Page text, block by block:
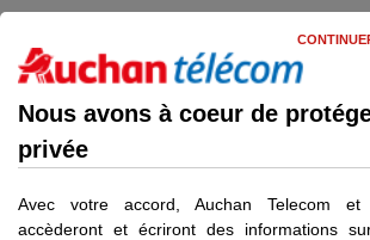
Skip
main
content Utiliser mon mobile
Comment identifier
mon terminal ?
Nous avons à coeur de
privée
Avec votre accord, Auchan Telecom et
accèderont et écriront des informations